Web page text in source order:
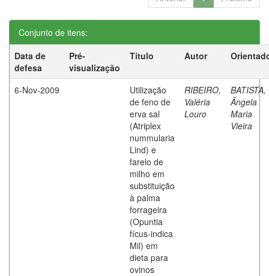
Conjunto de itens:
Data de
defesa
Pré-
visualização
Título Autor
6-Nov-2009
Utilização
de feno de
erva sal
(Atriplex
nummularia
Lind) e
farelo de
milho em
substituição
à palma
forrageira
(Opuntia
fícus-indica
Mil) em
dieta para
ovinos
RIBEIRO,
Valéria
Louro
BATISTA,
Ângela
Maria
Vieira